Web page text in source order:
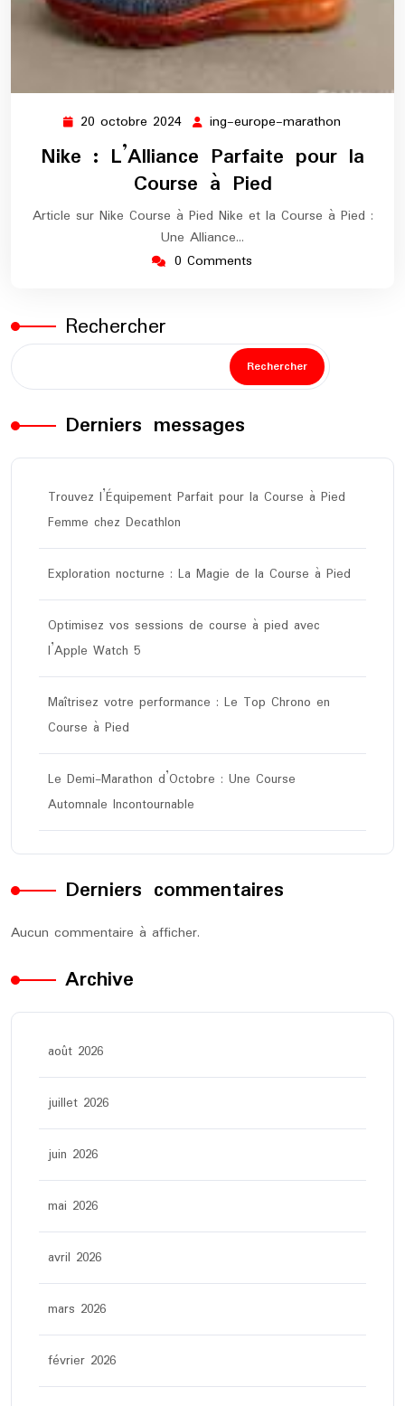
20 octobre 2024 20
octobre
2024
ing-europe-marathon
europe-
marathon
Nike : L’Alliance Parfaite pour la
Course à Pied
Article sur Nike Course à Pied Nike et la Course à Pied :
Une Alliance…
0 Comments
Rechercher
Rechercher
Derniers messages
Trouvez l’Équipement Parfait pour la Course à Pied
Femme chez Decathlon
Exploration nocturne : La Magie de la Course à Pied
Optimisez vos sessions de course à pied avec
l’Apple Watch 5
Maîtrisez votre performance : Le Top Chrono en
Course à Pied
Le Demi-Marathon d’Octobre : Une Course
Automnale Incontournable
Derniers commentaires
Aucun commentaire à afficher.
Archive
août 2026
juillet 2026
juin 2026
mai 2026
avril 2026
mars 2026
février 2026